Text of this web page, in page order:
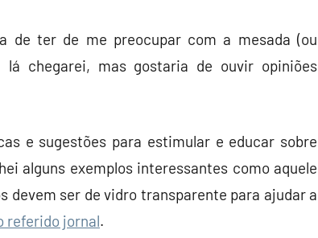
de ter de me preocupar com a mesada (ou
lá chegarei, mas gostaria de ouvir opiniões
e sugestões para estimular e educar sobre
alguns exemplos interessantes como aquele
devem ser de vidro transparente para ajudar a
referido jornal.